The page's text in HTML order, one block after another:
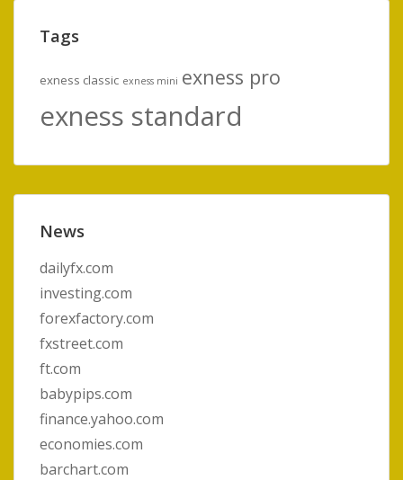
Tags
exness classic exness mini exness pro
exness standard
News
dailyfx.com
investing.com
forexfactory.com
fxstreet.com
ft.com
babypips.com
finance.yahoo.com
economies.com
barchart.com